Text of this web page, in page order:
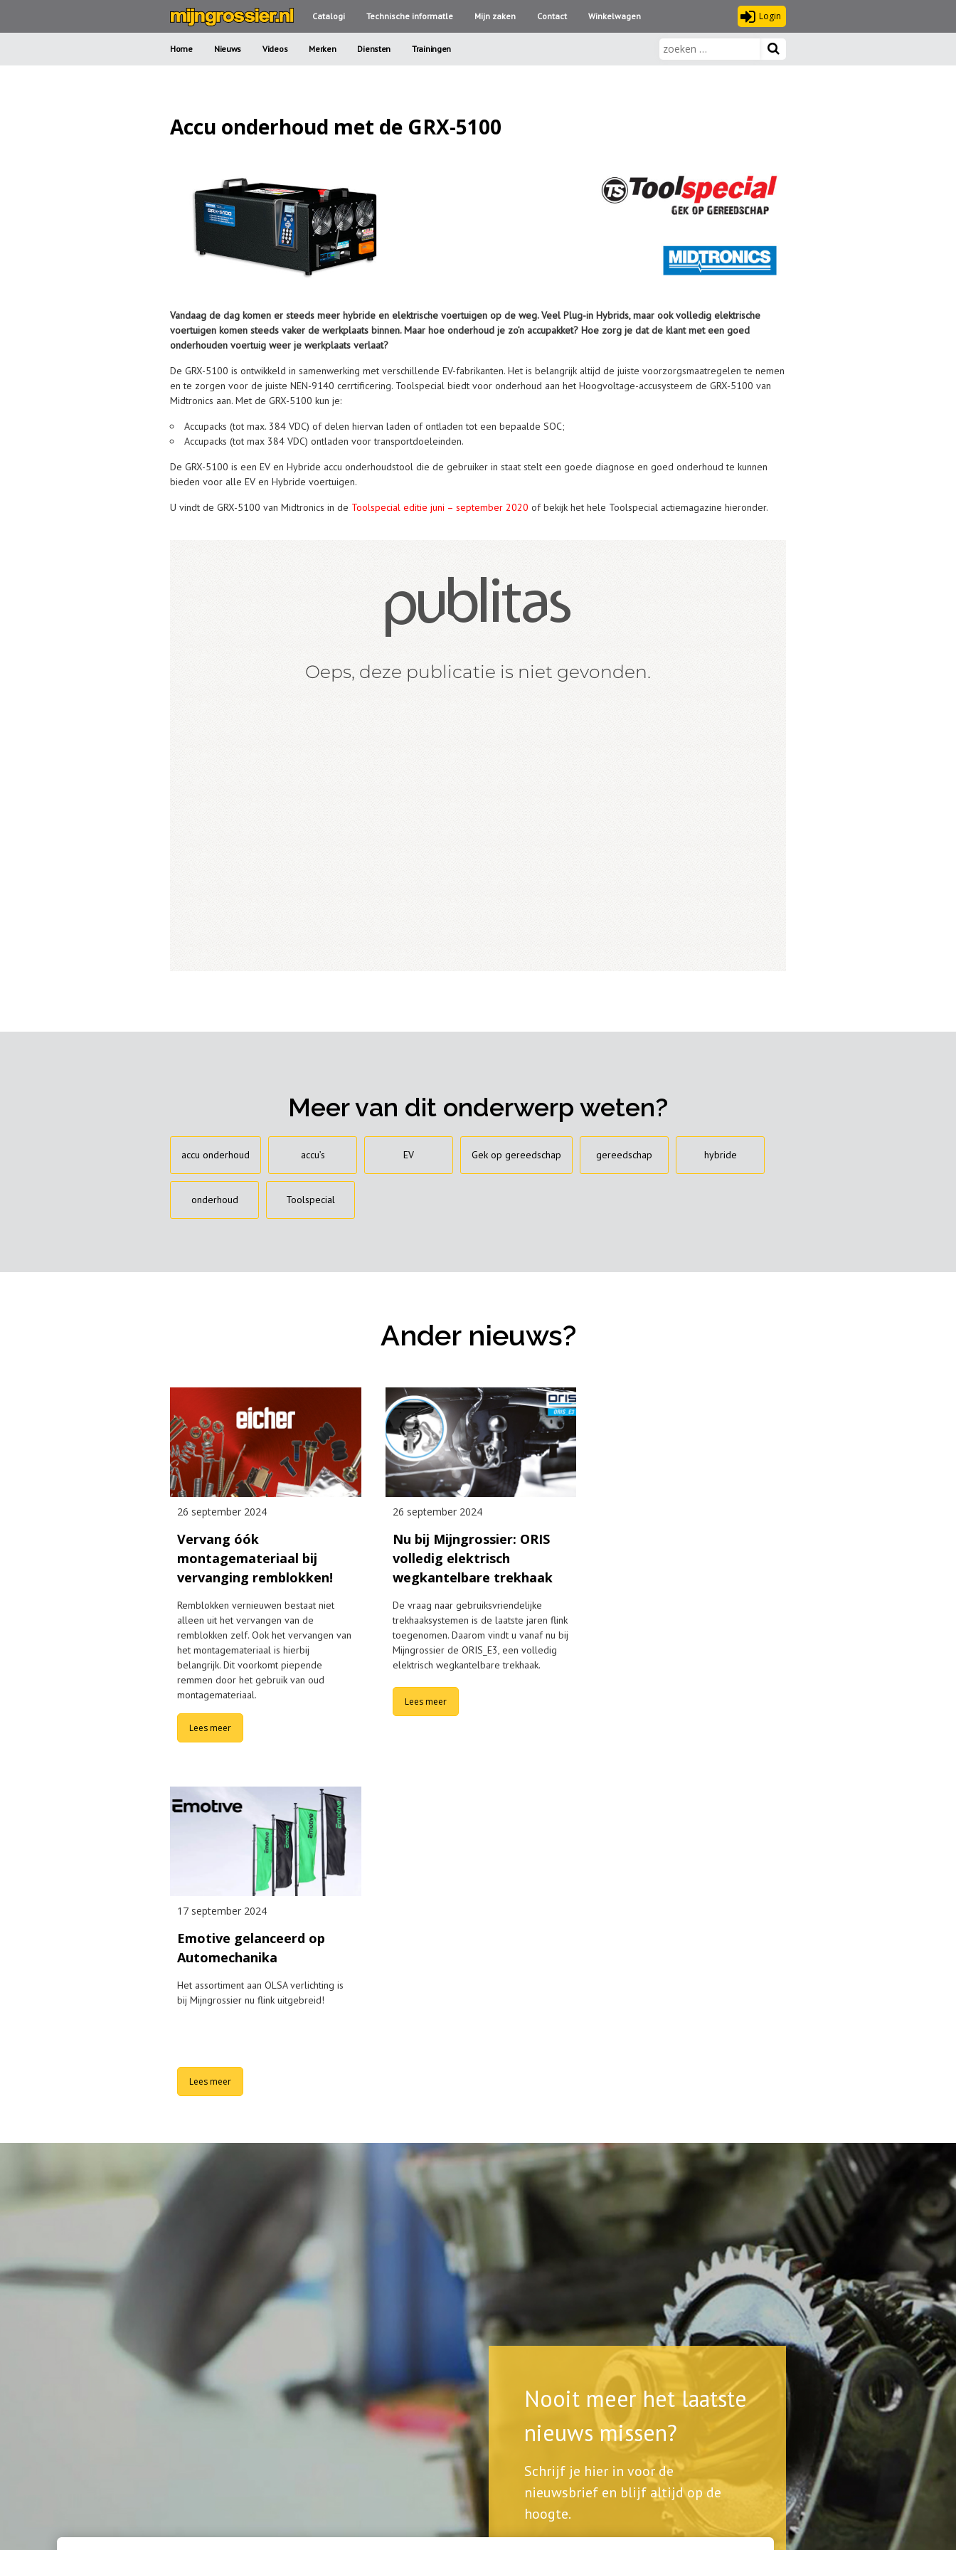
Catalogi Technische informatle Mijn zaken Contact Winkelwagen Login
Home Nieuws Videos Merken Diensten Trainingen
Accu onderhoud met de GRX-5100
Vandaag de dag komen er steeds meer hybride en elektrische voertuigen op de weg. Veel Plug-in Hybrids, maar ook volledig elektrische
voertuigen komen steeds vaker de werkplaats binnen. Maar hoe onderhoud je zo’n accupakket? Hoe zorg je dat de klant met een goed
onderhouden voertuig weer je werkplaats verlaat?
De GRX-5100 is ontwikkeld in samenwerking met verschillende EV-fabrikanten. Het is belangrijk altijd de juiste voorzorgsmaatregelen te nemen
en te zorgen voor de juiste NEN-9140 cerrtificering. Toolspecial biedt voor onderhoud aan het Hoogvoltage-accusysteem de GRX-5100 van
Midtronics aan. Met de GRX-5100 kun je:
Accupacks (tot max. 384 VDC) of delen hiervan laden of ontladen tot een bepaalde SOC;
Accupacks (tot max 384 VDC) ontladen voor transportdoeleinden.
De GRX-5100 is een EV en Hybride accu onderhoudstool die de gebruiker in staat stelt een goede diagnose en goed onderhoud te kunnen
bieden voor alle EV en Hybride voertuigen.
U vindt de GRX-5100 van Midtronics in de Toolspecial editie juni – september 2020 of bekijk het hele Toolspecial actiemagazine hieronder.
Meer van dit onderwerp weten?
accu onderhoud accu’s EV Gek op gereedschap gereedschap hybride
onderhoud Toolspecial
Ander nieuws?
26 september 2024
Vervang óók
montagemateriaal bij
vervanging remblokken!
Remblokken vernieuwen bestaat niet
alleen uit het vervangen van de
remblokken zelf. Ook het vervangen van
het montagemateriaal is hierbij
belangrijk. Dit voorkomt piepende
remmen door het gebruik van oud
montagemateriaal.
Lees meer
26 september 2024
Nu bij Mijngrossier: ORIS
volledig elektrisch
wegkantelbare trekhaak
De vraag naar gebruiksvriendelijke
trekhaaksystemen is de laatste jaren flink
toegenomen. Daarom vindt u vanaf nu bij
Mijngrossier de ORIS_E3, een volledig
elektrisch wegkantelbare trekhaak.
Lees meer
17 september 2024
Emotive gelanceerd op
Automechanika
Het assortiment aan OLSA verlichting is
bij Mijngrossier nu flink uitgebreid!
Lees meer
Nooit meer het laatste
nieuws missen?
Schrijf je hier in voor de
nieuwsbrief en blijf altijd op de
hoogte.